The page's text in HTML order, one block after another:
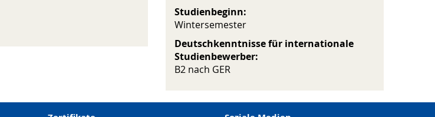
Studienbeginn:
Wintersemester
Deutschkenntnisse für internationale
Studienbewerber:
B2 nach GER